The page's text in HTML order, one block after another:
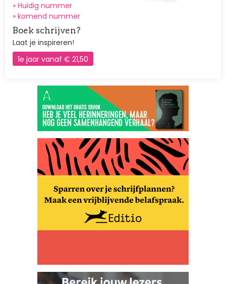
» Huidig nummer
» komend nummer
Boek schrijven?
Laat je inspireren!
1e jaar vanaf € 21,50